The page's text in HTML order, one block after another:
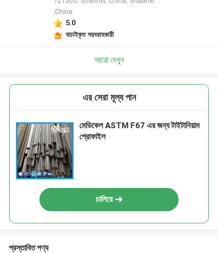
,China
5.0
যাচাইকৃত সরবরাহকারী
আরো দেখুন
এর সেরা মূল্য পান
মেডিকেল ASTM F67 এর জন্য টাইটানিয়াম
প্রোফাইল
চালিয়ে
প্রস্তাবিত পণ্য